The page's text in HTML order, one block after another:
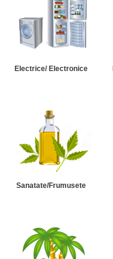
Electrice/ Electronice
Sanatate/Frumusete